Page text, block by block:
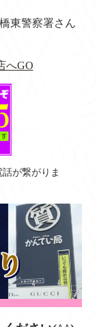
東警察署さん
へGO
が繋がりま